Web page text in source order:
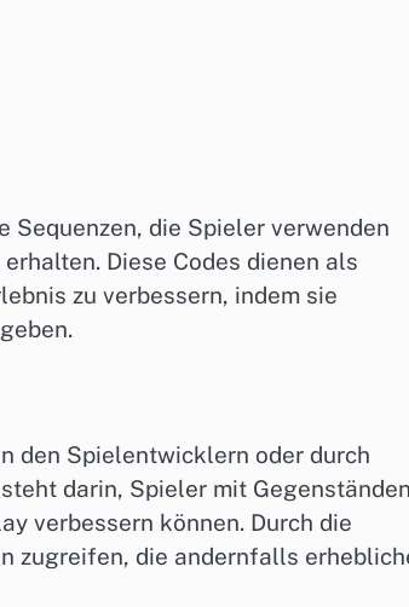
Sequenzen, die Spieler verwenden
Diese Codes dienen als
zu verbessern, indem sie
den Spielentwicklern oder durch
darin, Spieler mit
verbessern können. Durch die
zugreifen, die andernfalls